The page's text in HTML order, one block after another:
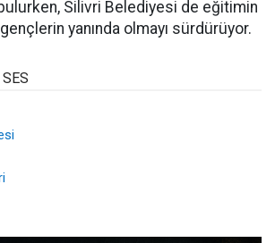
Silivri Belediyesi de eğitimin
yanında olmayı sürdürüyor.